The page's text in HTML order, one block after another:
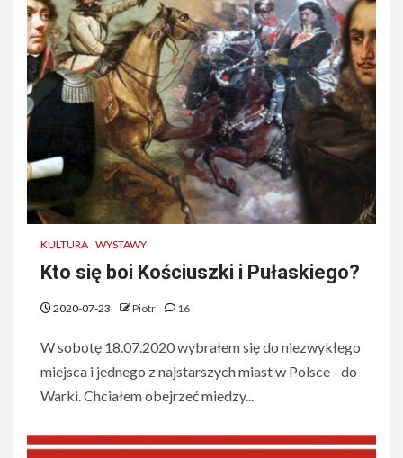
KULTURA WYSTAWY
Kto się boi Kościuszki i Pułaskiego?
2020-07-23 Piotr 16
W sobotę 18.07.2020 wybrałem się do niezwykłego
miejsca i jednego z najstarszych miast w Polsce - do
Warki. Chciałem obejrzeć miedzy...